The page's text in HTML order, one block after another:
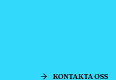
KONTAKTA OSS